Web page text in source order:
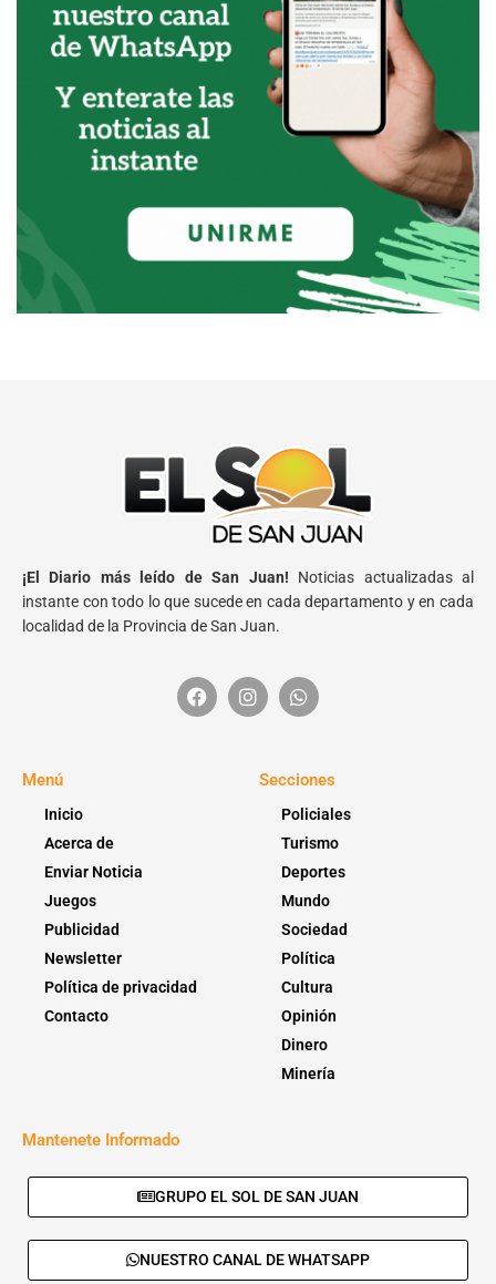
¡El Diario más leído de San Juan! Noticias actualizadas al
instante con todo lo que sucede en cada departamento y en cada
localidad de la Provincia de San Juan.
Menú
Inicio
Acerca de
Enviar Noticia
Juegos
Publicidad
Newsletter
Política de privacidad
Contacto
Secciones
Policiales
Turismo
Deportes
Mundo
Sociedad
Política
Cultura
Opinión
Dinero
Minería
Mantenete Informado
GRUPO EL SOL DE SAN JUAN
NUESTRO CANAL DE WHATSAPP